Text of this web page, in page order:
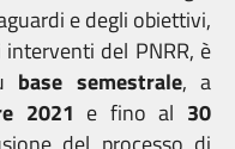
e degli obiettivi,
del PNRR, è
base semestrale, a
2021 e fino al 30